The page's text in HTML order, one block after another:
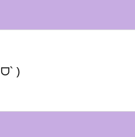
ꉂ(´‎‪ᗜ` )